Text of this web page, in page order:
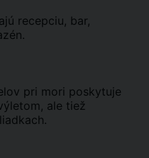
recepciu, bar,
pri mori poskytuje
ale tiež